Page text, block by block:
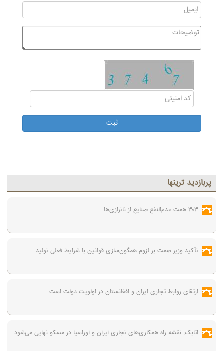
پربازديد ترينها
۳۰۳ همت عدم‌النفع صنایع از ناترازی‌ها
تأکید وزیر صمت بر لزوم همگون‌سازی قوانین با شرایط فعلی تولید
ارتقای روابط تجاری ایران و افغانستان در اولویت دولت است
اتابک: نقشه راه همکاری‌های تجاری ایران و اوراسیا در مسکو نهایی می‌شود